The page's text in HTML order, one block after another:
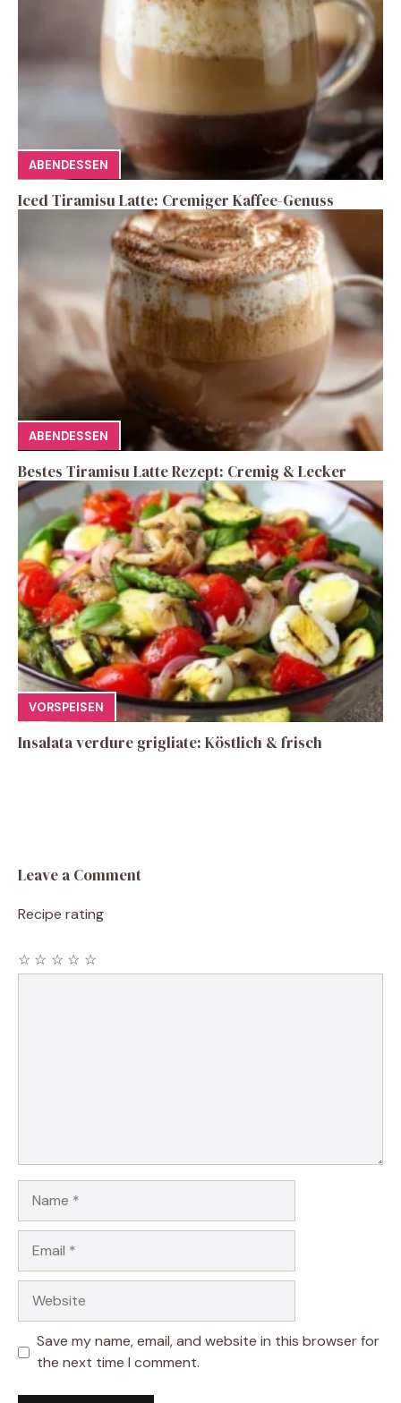
ABENDESSEN
Iced Tiramisu Latte: Cremiger Kaffee-Genuss
ABENDESSEN
Bestes Tiramisu Latte Rezept: Cremig & Lecker
VORSPEISEN
Insalata verdure grigliate: Köstlich & frisch
Leave a Comment
Recipe rating
☆
☆
☆
☆
☆
Save my name, email, and website in this browser for
the next time I comment.